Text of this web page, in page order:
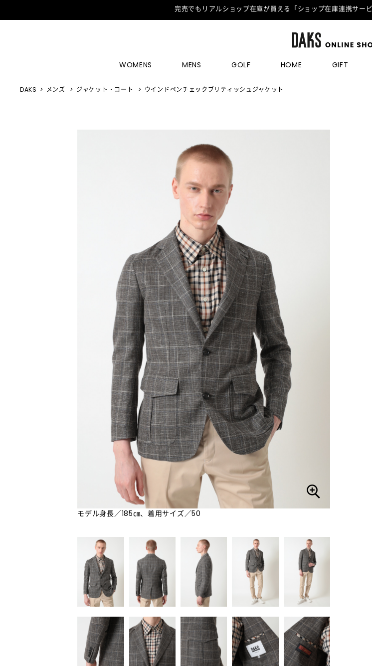
完売でもリアルショップ在庫が買える「ショップ在庫連携サー
WOMENS MENS GOLF HOME GIFT
DAKS メンズ ジャケット・コート ウインドペンチェックブリティッシュジャケット
モデル身長／185㎝、着用サイズ／50